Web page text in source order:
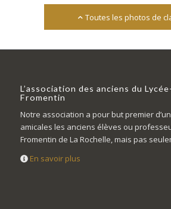
Toutes les photos de
L’association des anciens du
Fromentin
Notre association a pour but premier
amicales les anciens élèves ou
Fromentin de La Rochelle, mais pas
En savoir plus